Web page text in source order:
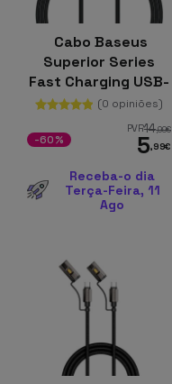
Cabo Baseus
Superior Series
Fast Charging USB-
A para USB-C 66W
(0 opiniões)
PVR14,99€
5,99€
-60%
Receba-o dia
Terça-Feira, 11
Ago